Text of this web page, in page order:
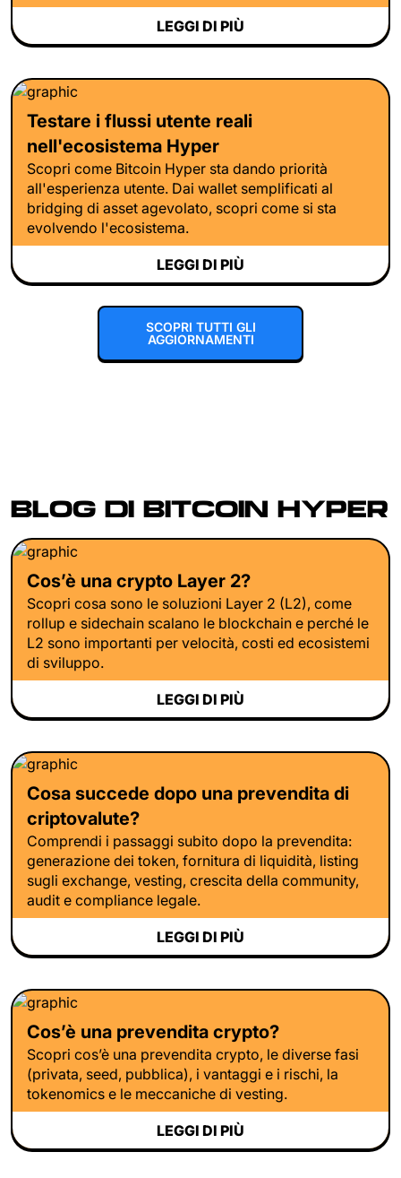
LEGGI DI PIÙ
Testare i flussi utente reali
nell'ecosistema Hyper
Scopri come Bitcoin Hyper sta dando priorità
all'esperienza utente. Dai wallet semplificati al
bridging di asset agevolato, scopri come si sta
evolvendo l'ecosistema.
LEGGI DI PIÙ
SCOPRI TUTTI GLI
AGGIORNAMENTI
BLOG DI BITCOIN HYPER
Cos’è una crypto Layer 2?
Scopri cosa sono le soluzioni Layer 2 (L2), come
rollup e sidechain scalano le blockchain e perché le
L2 sono importanti per velocità, costi ed ecosistemi
di sviluppo.
LEGGI DI PIÙ
Cosa succede dopo una prevendita di
criptovalute?
Comprendi i passaggi subito dopo la prevendita:
generazione dei token, fornitura di liquidità, listing
sugli exchange, vesting, crescita della community,
audit e compliance legale.
LEGGI DI PIÙ
Cos’è una prevendita crypto?
Scopri cos’è una prevendita crypto, le diverse fasi
(privata, seed, pubblica), i vantaggi e i rischi, la
tokenomics e le meccaniche di vesting.
LEGGI DI PIÙ